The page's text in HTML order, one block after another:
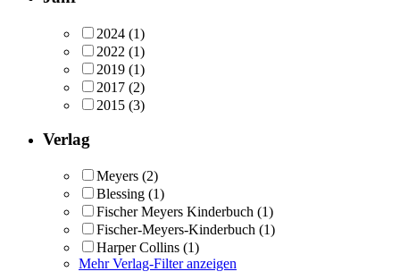
2024 (1)
2022 (1)
2019 (1)
2017 (2)
2015 (3)
Verlag
Meyers (2)
Blessing (1)
Fischer Meyers Kinderbuch (1)
Fischer-Meyers-Kinderbuch (1)
Harper Collins (1)
Mehr Verlag-Filter anzeigen